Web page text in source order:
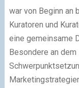
war von Beginn an
Kuratoren und
eine gemeinsame
Besondere an